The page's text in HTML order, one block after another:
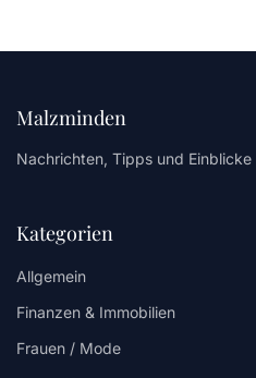
Malzminden
Nachrichten, Tipps und Einblicke
Kategorien
Allgemein
Finanzen & Immobilien
Frauen / Mode